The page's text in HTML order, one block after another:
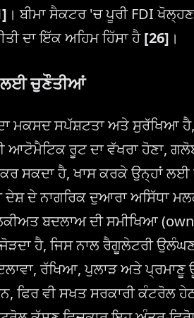
। ਬੀਮਾ ਸੈਕਟਰ 'ਚ ਪੂਰੀ FDI
ਦਾ ਇੱਕ ਅਹਿਮ ਹਿੱਸਾ ਹੈ[26] ।
ਲਈ ਚੁਣੌਤੀਆਂ
ਦਾ ਮਕਸਦ ਸਪੱਸ਼ਟਤਾ ਅਤੇ ਸੁਰੱਖਿਆ
ਰੂਟ ਦਾ ਵੱਖਰਾ ਹੋਣਾ,
ਸਕਦਾ ਹੈ, ਖਾਸ ਕਰਕੇ ਉਨ੍ਹਾਂ ਲਈ
ਦੇਸ਼ ਦੇ ਨਾਗਰਿਕ ਦੁਆਰਾ ਅਸਿੱਧਾ
ਬਦਲਾਅ ਦੀ ਸਮੀਖਿਆ
ਹੈ, ਜਿਸ ਨਾਲ ਰੈਗੂਲੇਟਰੀ
ਰੱਖਿਆ, ਪੁਲਾੜ ਅਤੇ ਪ੍ਰਮਾਣੂ
ਫਿਰ ਵੀ ਸਖਤ ਸਰਕਾਰੀ ਕੰਟਰੋਲ